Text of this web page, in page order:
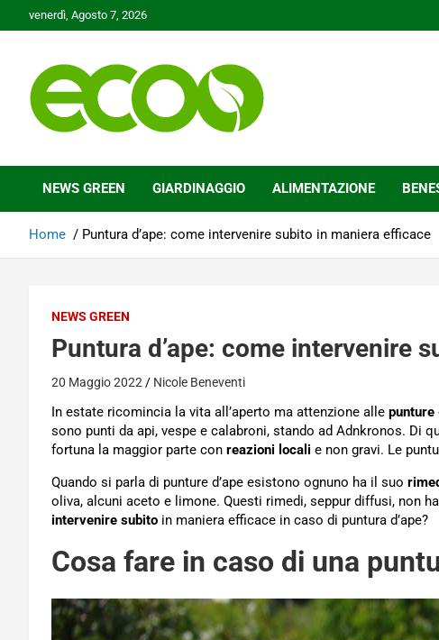
to
venerdì, Agosto 7, 2026
Ecoo.it
NEWS GREEN GIARDINAGGIO ALIMENTAZIONE
Home Puntura d’ape: come intervenire subito in maniera efficace
NEWS GREEN
Puntura d’ape: come intervenire
20 Maggio 2022 Nicole Beneventi
In estate ricomincia la vita all’aperto ma attenzione alle punture
sono punti da api, vespe e calabroni, stando ad Adnkronos. Di
fortuna la maggior parte con reazioni locali e non gravi. Le
Quando si parla di punture d’ape esistono ognuno ha il suo
oliva, alcuni aceto e limone. Questi rimedi, seppur diffusi, non
intervenire subito in maniera efficace in caso di puntura d’ape?
Cosa fare in caso di una